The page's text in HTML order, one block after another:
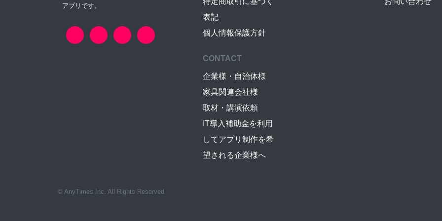
アプリです。
表記
個人情報保護方針
CONTACT
企業様・自治体様
家具関連会社様
取材・講演依頼
IT導入補助金を利用
してアプリ制作を希
望される企業様へ
© AnyTimes Inc. All Rights Reserved